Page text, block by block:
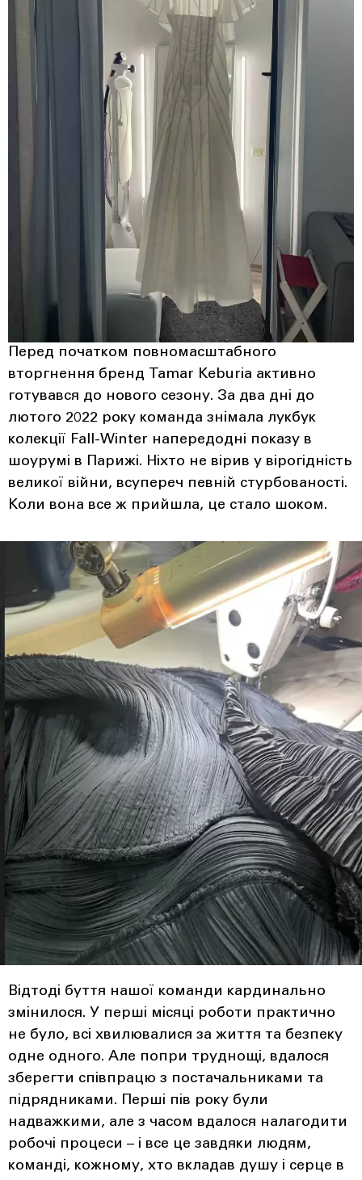
Перед початком повномасштабного
вторгнення бренд Tamar Keburia активно
готувався до нового сезону. За два дні до
лютого 2022 року команда знімала лукбук
колекції Fall-Winter напередодні показу в
шоурумі в Парижі. Ніхто не вірив у вірогідність
великої війни, всупереч певній стурбованості.
Коли вона все ж прийшла, це стало шоком.
Відтоді буття нашої команди кардинально
змінилося. У перші місяці роботи практично
не було, всі хвилювалися за життя та безпеку
одне одного. Але попри труднощі, вдалося
зберегти співпрацю з постачальниками та
підрядниками. Перші пів року були
надважкими, але з часом вдалося налагодити
робочі процеси – і все це завдяки людям,
команді, кожному, хто вкладав душу і серце в